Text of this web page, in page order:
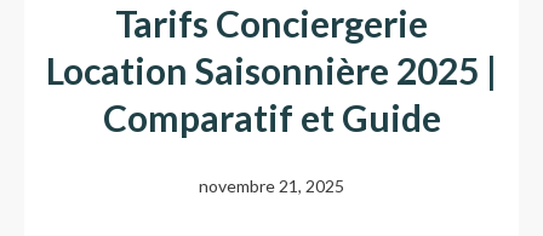
Tarifs Conciergerie
Location Saisonnière 2025 |
Comparatif et Guide
novembre 21, 2025